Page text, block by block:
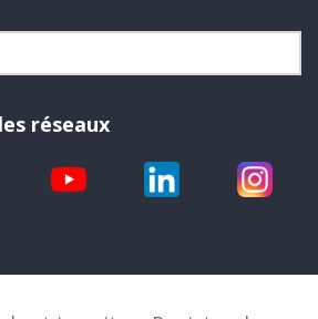
réseaux